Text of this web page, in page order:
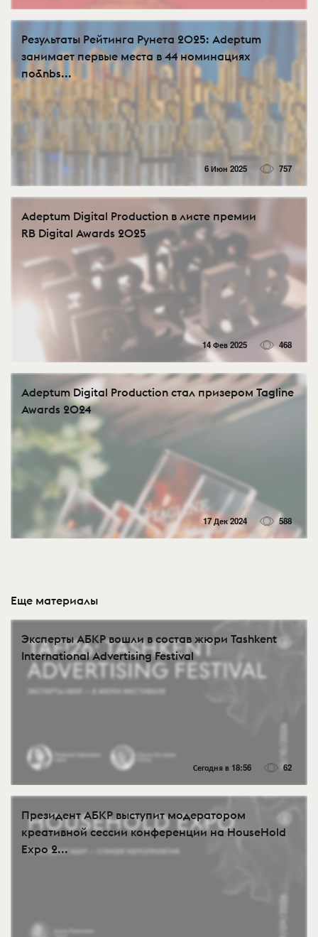
Результаты Рейтинга Рунета 2025: Adeptum
занимает первые места в 44 номинациях
по&nbs...
6 Июн 2025 757
Adeptum Digital Production в листе премии
RB Digital Awards 2025
14 Фев 2025 468
Adeptum Digital Production стал призером Tagline
Awards 2024
17 Дек 2024 588
Еще материалы
Эксперты АБКР вошли в состав жюри Tashkent
International Advertising Festival
Сегодня в 18:56 62
Президент АБКР выступит модератором
креативной сессии конференции на HouseHold
Expo 2...